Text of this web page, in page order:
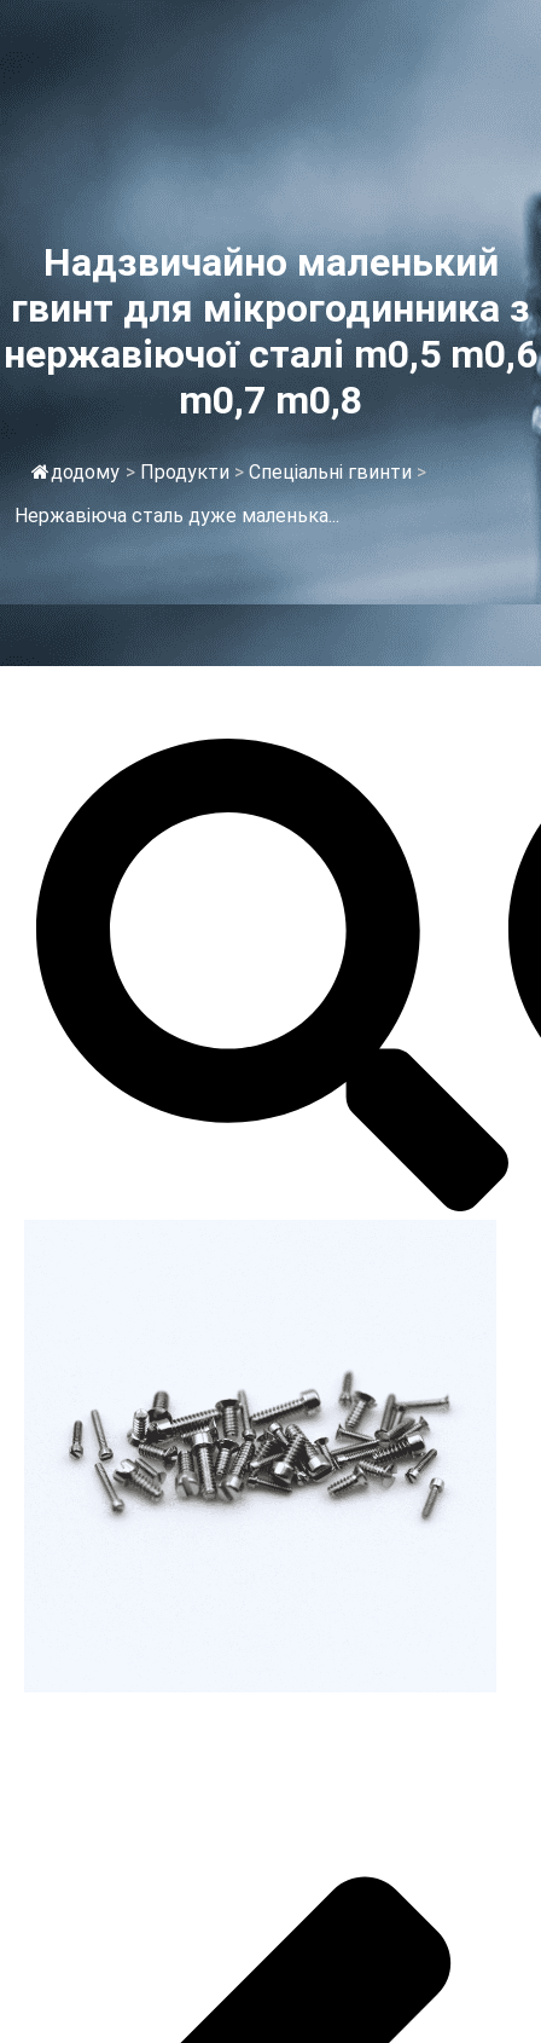
Надзвичайно маленький
гвинт для мікрогодинника з
нержавіючої сталі m0,5 m0,6
m0,7 m0,8
додому > Продукти > Спеціальні гвинти >
Нержавіюча сталь дуже маленька...